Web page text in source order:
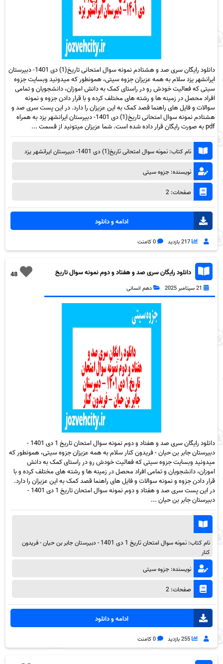
دانلود رایگان سری صد و هشتادم نمونه سوال امتحانی تاریخ(1) دی 1401- دبیرستان
ایرانشهر یزد سلام به همه عزیزان جزوه سیتی، همونطور که میدونید وبسایت جزوه
سیتی که فعالیت خودش رو در راستای کمک به دانش اموزان، دانشجویان و تمامی
افراد محصل در زمینه ها و رشته های مختلف کرده و با قرار دادن جزوه و نمونه
سوالات و فایل های راهنما قصد کمک به این عزیزان را دارد. در این پست سری صد و
هشتادم نمونه سوال امتحانی تاریخ(1) دی 1401- دبیرستان ایرانشهر یزد به همراه
pdf به صورت رایگان قرار داده شده است. شما عزیزان میتونید از قسمت ...
نام کتاب: نمونه سوال امتحانی تاریخ(1) دی 1401- دبیرستان ایرانشهر یزد
نویسنده: جزوه سیتی
صفحات: 2
ادامه و دانلود
217 بازدید 0 کامنت
48
دانلود رایگان سری صد و هفتاد و دوم نمونه سوال تاریخ
دهم انسانی به همراه pdf
21 سپتامبر 2025 دهم انسانی
دانلود رایگان سری صد و هفتاد و دوم نمونه سوال امتحان تاریخ 1 دی 1401 -
دبیرستان جابر بن حیان - فریدون کنار سلام به همه عزیزان جزوه سیتی، همونطور که
میدونید وبسایت جزوه سیتی که فعالیت خودش رو در راستای کمک به دانش
اموزان، دانشجویان و تمامی افراد محصل در زمینه ها و رشته های مختلف کرده و با
قرار دادن جزوه و نمونه سوالات و فایل های راهنما قصد کمک به این عزیزان را دارد.
در این پست سری صد و هفتاد و دوم نمونه سوال امتحان تاریخ 1 دی 1401 -
دبیرستان جابر بن حیان ...
نام کتاب: نمونه سوال امتحان تاریخ 1 دی 1401 - دبیرستان جابر بن حیان - فریدون
کنار
نویسنده: جزوه سیتی
صفحات: 2
ادامه و دانلود
255 بازدید 0 کامنت